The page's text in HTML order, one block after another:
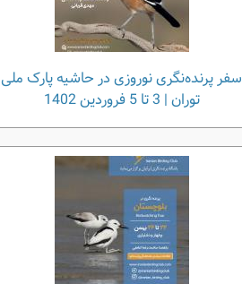
سفر پرنده‌نگری نوروزی در حاشیه پارک ملی
توران | 3 تا 5 فروردین 1402